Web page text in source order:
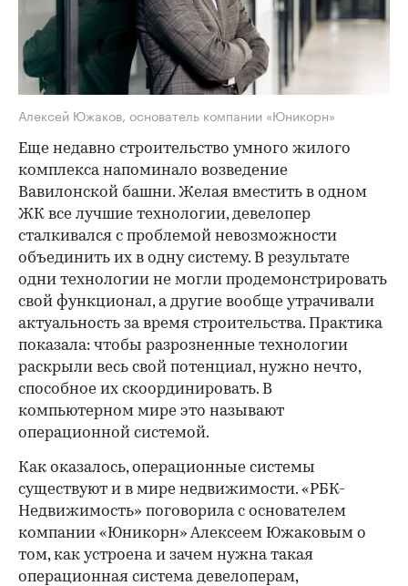
Алексей Южаков, основатель компании «Юникорн»
Еще недавно строительство умного жилого
комплекса напоминало возведение
Вавилонской башни. Желая вместить в одном
ЖК все лучшие технологии, девелопер
сталкивался с проблемой невозможности
объединить их в одну систему. В результате
одни технологии не могли продемонстрировать
свой функционал, а другие вообще утрачивали
актуальность за время строительства. Практика
показала: чтобы разрозненные технологии
раскрыли весь свой потенциал, нужно нечто,
способное их скоординировать. В
компьютерном мире это называют
операционной системой.
Как оказалось, операционные системы
существуют и в мире недвижимости. «РБК-
Недвижимость» поговорила с основателем
компании «Юникорн» Алексеем Южаковым о
том, как устроена и зачем нужна такая
операционная система девелоперам,